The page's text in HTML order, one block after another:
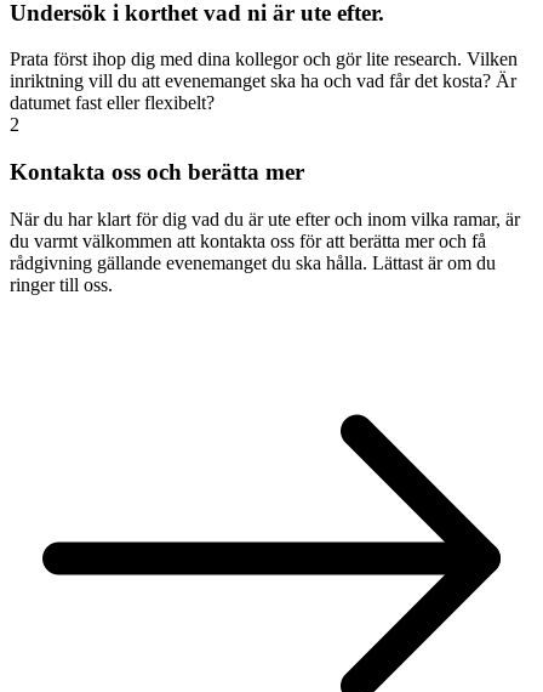
Undersök i korthet vad ni är ute efter.
Prata först ihop dig med dina kollegor och gör lite research. Vilken
inriktning vill du att evenemanget ska ha och vad får det kosta? Är
datumet fast eller flexibelt?
2
Kontakta oss och berätta mer
När du har klart för dig vad du är ute efter och inom vilka ramar, är
du varmt välkommen att kontakta oss för att berätta mer och få
rådgivning gällande evenemanget du ska hålla. Lättast är om du
ringer till oss.